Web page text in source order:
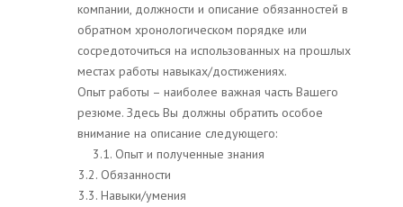
компании, должности и описание обязанностей в
обратном хронологическом порядке или
сосредоточиться на использованных на прошлых
местах работы навыках/достижениях.
Опыт работы – наиболее важная часть Вашего
резюме. Здесь Вы должны обратить особое
внимание на описание следующего:
3.1. Опыт и полученные знания
3.2. Обязанности
3.3. Навыки/умения